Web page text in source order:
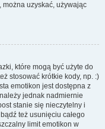
można uzyskać, używając
które mogą być użyte do
stosować krótkie kody, np. :)
emotikon jest dostępna z
jednak nadmiernie
stanie się nieczytelny i
też usunięciu całego
limit emotikon w